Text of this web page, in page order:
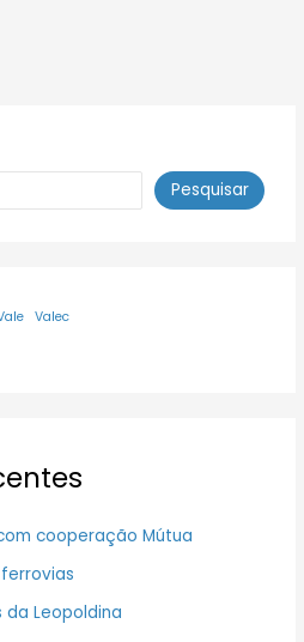
Pesquisar
Valec
cooperação Mútua
Leopoldina